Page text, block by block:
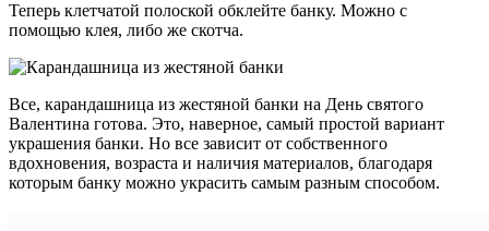
Теперь клетчатой полоской обклейте банку. Можно с
помощью клея, либо же скотча.
Все, карандашница из жестяной банки на День святого
Валентина готова. Это, наверное, самый простой вариант
украшения банки. Но все зависит от собственного
вдохновения, возраста и наличия материалов, благодаря
которым банку можно украсить самым разным способом.